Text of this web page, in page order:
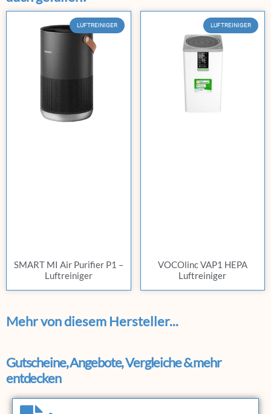
LUFTREINIGER
SMART MI Air Purifier P1 –
Luftreiniger
LUFTREINIGER
VOCOlinc VAP1 HEPA
Luftreiniger
Mehr von diesem Hersteller...
Gutscheine, Angebote, Vergleiche & mehr
entdecken